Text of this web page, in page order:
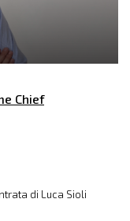
Chief
di Luca Sioli